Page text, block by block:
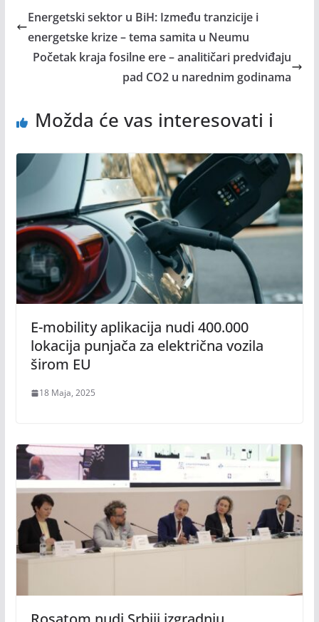
Energetski sektor u BiH: Između tranzicije i
energetske krize – tema samita u Neumu
Početak kraja fosilne ere – analitičari predviđaju
pad CO2 u narednim godinama
Možda će vas interesovati i
E-mobility aplikacija nudi 400.000
lokacija punjača za električna vozila
širom EU
18 Maja, 2025